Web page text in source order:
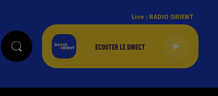
Live : RADIO ORIENT